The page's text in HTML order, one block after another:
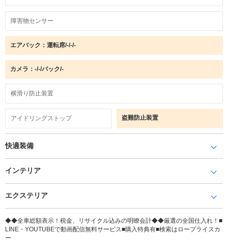
障害物センサー
エアバック：運転席/-/-/-
カメラ：-/-/バック/-
横滑り防止装置
アイドリングストップ 盗難防止装置
快適装備
インテリア
エクステリア
◆◆全車総額表示！税金、リサイクル込みの明瞭会計◆◆厳選の全国仕入れ！■
LINE・YOUTUBEで動画配信無料サービス■購入特典有■検索はロープライスカ
ー